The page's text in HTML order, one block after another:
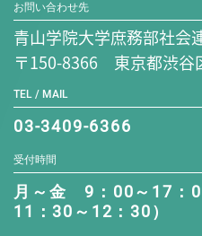
お問い合わせ先
青山学院大学庶務部社会
〒150-8366 東京都渋谷
TEL / MAIL
03-3409-6366
受付時間
月～金 9：00～17：
11：30～12：30）